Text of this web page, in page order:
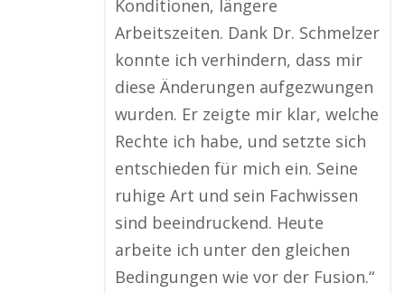
Konditionen, längere
Arbeitszeiten. Dank Dr. Schmelzer
konnte ich verhindern, dass mir
diese Änderungen aufgezwungen
wurden. Er zeigte mir klar, welche
Rechte ich habe, und setzte sich
entschieden für mich ein. Seine
ruhige Art und sein Fachwissen
sind beeindruckend. Heute
arbeite ich unter den gleichen
Bedingungen wie vor der Fusion.“